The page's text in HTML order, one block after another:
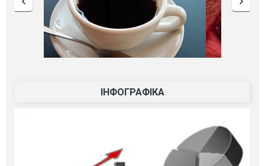
ІНФОГРАФІКА